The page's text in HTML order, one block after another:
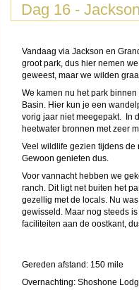
Dag 16 -
Vandaag via Jackson en
groot park, dus hier nemen
geweest, maar we wilden
We kamen nu het park
Basin. Hier kun je een
vorig jaar niet meegepakt. In
heetwater bronnen met zeer
Veel wildlife gezien tijdens de
Gewoon genieten dus.
Voor vannacht hebben we
ranch. Dit ligt net buiten het
gezellig met de locals. Nu
gewisseld. Maar nog steeds
faciliteiten aan de oostkant,
Gereden afstand: 150 mile
Overnachting: Shoshone